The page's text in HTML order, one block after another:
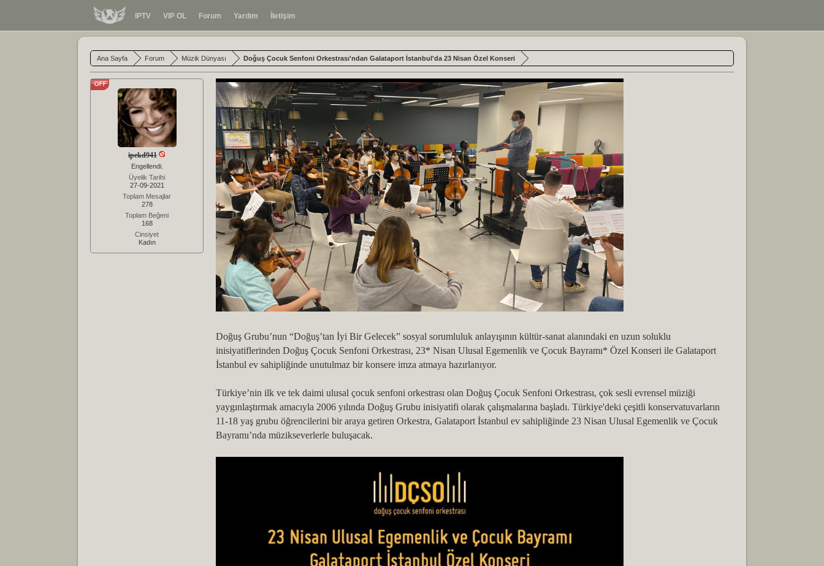
IPTV VIP OL Forum Yardım İletişim
Ana Sayfa Forum Müzik Dünyası Doğuş Çocuk Senfoni Orkestrası'ndan Galataport İstanbul'da 23 Nisan Özel Konseri
ipekd941
Engellendi.
Üyelik Tarihi
27-09-2021
Toplam Mesajlar
278
Toplam Beğeni
168
Cinsiyet
Kadın
Doğuş Grubu’nun “Doğuş’tan İyi Bir Gelecek” sosyal sorumluluk anlayışının kültür-sanat alanındaki en uzun soluklu
inisiyatiflerinden Doğuş Çocuk Senfoni Orkestrası, 23* Nisan Ulusal Egemenlik ve Çocuk Bayramı* Özel Konseri ile Galataport
İstanbul ev sahipliğinde unutulmaz bir konsere imza atmaya hazırlanıyor.
Türkiye’nin ilk ve tek daimi ulusal çocuk senfoni orkestrası olan Doğuş Çocuk Senfoni Orkestrası, çok sesli evrensel müziği
yaygınlaştırmak amacıyla 2006 yılında Doğuş Grubu inisiyatifi olarak çalışmalarına başladı. Türkiye'deki çeşitli konservatuvarların
11-18 yaş grubu öğrencilerini bir araya getiren Orkestra, Galataport İstanbul ev sahipliğinde 23 Nisan Ulusal Egemenlik ve Çocuk
Bayramı’nda müzikseverlerle buluşacak.